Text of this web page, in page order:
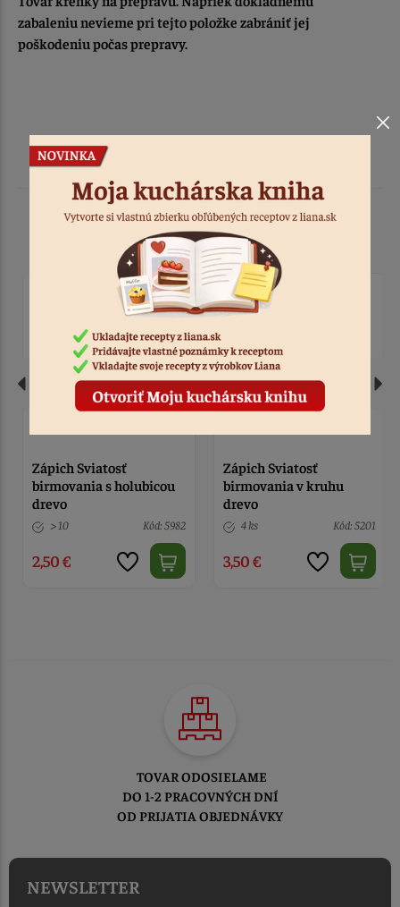
zabaleniu nevieme pri tejto položke zabrániť jej
poškodeniu počas prepravy.
Podobné produkty
Zápich Sviatosť
birmovania s holubicou
drevo
> 10 Kód: 5982
2,50 €
Zápich Sviatosť
birmovania v kruhu
drevo
4 ks Kód: 5201
3,50 €
TOVAR ODOSIELAME
DO 1-2 PRACOVNÝCH DNÍ
OD PRIJATIA OBJEDNÁVKY
NEWSLETTER